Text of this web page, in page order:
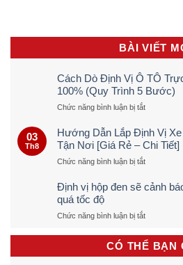
BÀI VIẾT
Cách Dò Định Vị Ô TÔ
100% (Quy Trình 5 Bước)
Chức năng bình luận bị tắtở
Dò
Định
Vị
Ô
Trực
Chính
100%
(Quy
03
Th8
Hướng Dẫn Lắp Định Vị
Tận Nơi [Giá Rẻ – Chi Tiết]
Chức năng bình luận bị tắtở
Dẫn
Vị
Đạp
Điện,
Định vị hộp đen sẽ cảnh
quá tốc độ
Chức năng bình luận bị tắtở
vị
hộp
đen
CÓ THỂ BẠN